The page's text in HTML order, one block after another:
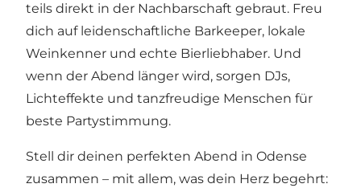
teils direkt in der Nachbarschaft gebraut. Freu
dich auf leidenschaftliche Barkeeper, lokale
Weinkenner und echte Bierliebhaber. Und
wenn der Abend länger wird, sorgen DJs,
Lichteffekte und tanzfreudige Menschen für
beste Partystimmung.
Stell dir deinen perfekten Abend in Odense
zusammen – mit allem, was dein Herz begehrt: